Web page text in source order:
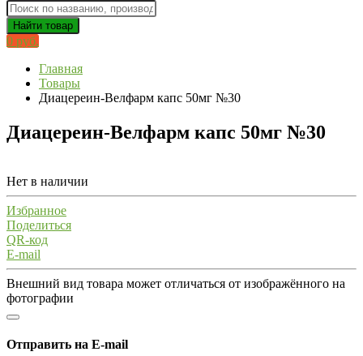
Найти товар
0 руб.
Главная
Товары
Диацереин-Велфарм капс 50мг №30
Диацереин-Велфарм капс 50мг №30
Нет в наличии
Избранное
Поделиться
QR-код
E-mail
Внешний вид товара может отличаться от изображённого на
фотографии
Отправить на E-mail